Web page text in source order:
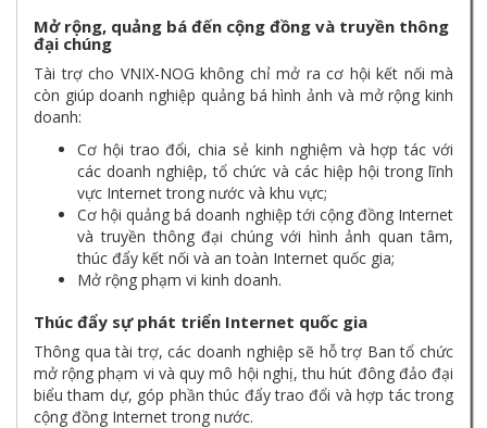
Mở rộng, quảng bá đến cộng đồng và truyền thông
đại chúng
Tài trợ cho VNIX-NOG không chỉ mở ra cơ hội kết nối mà
còn giúp doanh nghiệp quảng bá hình ảnh và mở rộng kinh
doanh:
Cơ hội trao đổi, chia sẻ kinh nghiệm và hợp tác với
các doanh nghiệp, tổ chức và các hiệp hội trong lĩnh
vực Internet trong nước và khu vực;
Cơ hội quảng bá doanh nghiệp tới cộng đồng Internet
và truyền thông đại chúng với hình ảnh quan tâm,
thúc đẩy kết nối và an toàn Internet quốc gia;
Mở rộng phạm vi kinh doanh.
Thúc đẩy sự phát triển Internet quốc gia
Thông qua tài trợ, các doanh nghiệp sẽ hỗ trợ Ban tổ chức
mở rộng phạm vi và quy mô hội nghị, thu hút đông đảo đại
biểu tham dự, góp phần thúc đẩy trao đổi và hợp tác trong
cộng đồng Internet trong nước.